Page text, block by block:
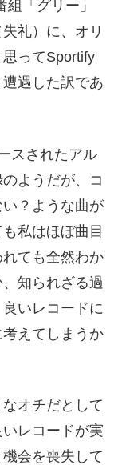
組「グリー」
礼）に、オリ
ってSportify
遇した訳であ
スされたアル
ようだが、コ
？ような曲が
私はほぼ曲目
ても全然わか
知られざる過
いレコードに
えてしまうか
オチだとして
レコードが実
会を喪失して